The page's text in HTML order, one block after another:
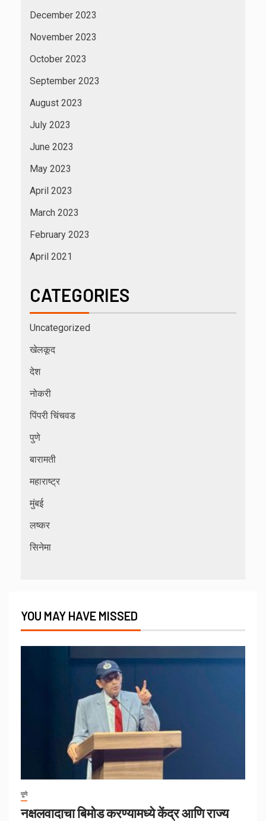
December 2023
November 2023
October 2023
September 2023
August 2023
July 2023
June 2023
May 2023
April 2023
March 2023
February 2023
April 2021
CATEGORIES
Uncategorized
खेलकूद
देश
नोकरी
पिंपरी चिंचवड
पुणे
बारामती
महाराष्ट्र
मुंबई
लष्कर
सिनेमा
YOU MAY HAVE MISSED
पुणे
नक्षलवादाचा बिमोड करण्यामध्ये केंद्र आणि राज्य